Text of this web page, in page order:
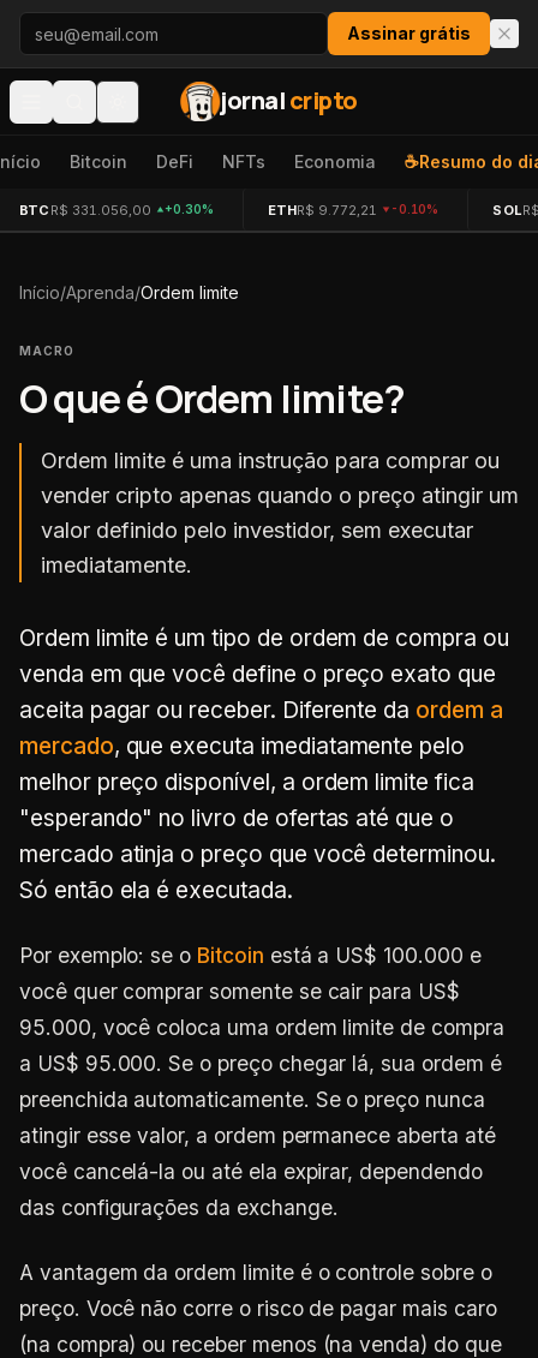
Pular para o conteúdo
Assinar grátis
jornalcripto
Bitcoin DeFi NFTs Economia ☕Resumo do
BTC R$ 331.056,00 +0.30% ETHR$ 9.772,21 -0.10% SOL
Início/Aprenda/Ordem limite
MACRO
O que éOrdem limite?
Ordem limite é uma instrução para comprar ou
vender cripto apenas quando o preço atingir um
valor definido pelo investidor, sem executar
imediatamente.
Ordem limite é um tipo de ordem de compra ou
venda em que você define o preço exato que
aceita pagar ou receber. Diferente da ordem a
mercado, que executa imediatamente pelo
melhor preço disponível, a ordem limite fica
"esperando" no livro de ofertas até que o
mercado atinja o preço que você determinou.
Só então ela é executada.
Por exemplo: se o Bitcoin está a US$ 100.000 e
você quer comprar somente se cair para US$
95.000, você coloca uma ordem limite de compra
a US$ 95.000. Se o preço chegar lá, sua ordem é
preenchida automaticamente. Se o preço nunca
atingir esse valor, a ordem permanece aberta até
você cancelá-la ou até ela expirar, dependendo
das configurações da exchange.
A vantagem da ordem limite é o controle sobre o
preço. Você não corre o risco de pagar mais caro
(na compra) ou receber menos (na venda) do que